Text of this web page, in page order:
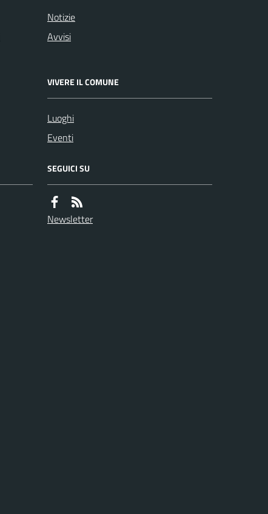
Notizie
Avvisi
VIVERE IL COMUNE
Luoghi
Eventi
SEGUICI SU
Newsletter